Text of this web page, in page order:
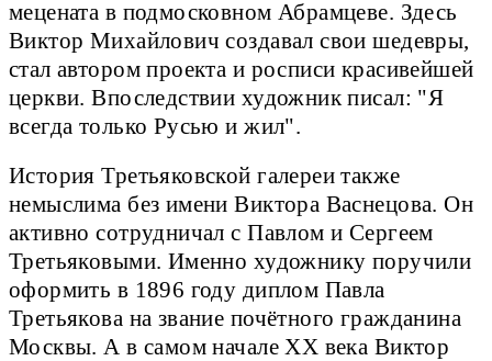
мецената в подмосковном Абрамцеве. Здесь
Виктор Михайлович создавал свои шедевры,
стал автором проекта и росписи красивейшей
церкви. Впоследствии художник писал: "Я
всегда только Русью и жил".
История Третьяковской галереи также
немыслима без имени Виктора Васнецова. Он
активно сотрудничал с Павлом и Сергеем
Третьяковыми. Именно художнику поручили
оформить в 1896 году диплом Павла
Третьякова на звание почётного гражданина
Москвы. А в самом начале XX века Виктор